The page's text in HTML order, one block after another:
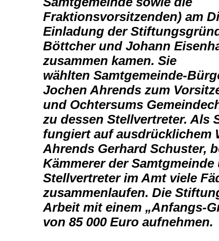
Fraktionsvorsitzenden) am
Einladung der
Böttcher und Johann
zusammen kamen. Sie
wählten Samtgemeinde-
Jochen Ahrends zum
und Ochtersums
zu dessen Stellvertreter. Als
fungiert auf ausdrücklichem
Ahrends Gerhard Schuster,
Kämmerer der
Stellvertreter im Amt viele
zusammenlaufen. Die
Arbeit mit einem „Anfangs-
von 85 000 Euro aufnehmen.